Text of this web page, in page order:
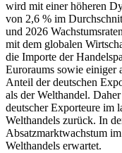
wird mit einer höheren
von 2,6 % im
und 2026
mit dem globalen
die Importe der
Euroraums sowie einiger
Anteil der deutschen
als der Welthandel.
deutscher Exporteure im
Welthandels zurück. In
Absatzmarktwachstum
Welthandels erwartet.